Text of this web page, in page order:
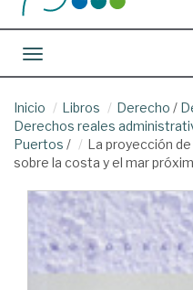
Toggle navigation
Inicio Libros Derecho /
Derechos reales
Puertos /
La proyección
sobre la costa y el mar